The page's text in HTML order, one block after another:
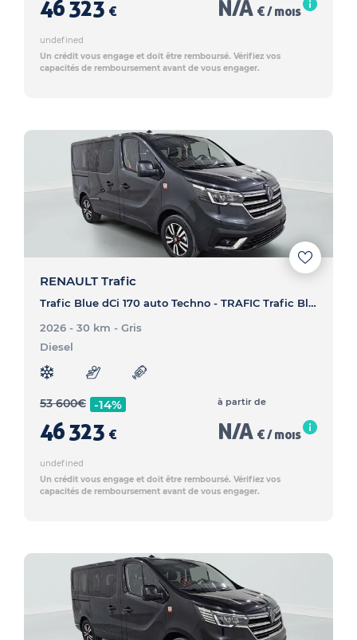
46 323 € N/A € / mois
undefined
Un crédit vous engage et doit être remboursé. Vérifiez vos
capacités de remboursement avant de vous engager.
RENAULT Trafic
Trafic Blue dCi 170 auto Techno - TRAFIC Trafic Blue dCi 170 auto Techno
2026 - 30 km - Gris
Diesel
53 600€ -14%
46 323 €
à partir de
N/A € / mois
undefined
Un crédit vous engage et doit être remboursé. Vérifiez vos
capacités de remboursement avant de vous engager.